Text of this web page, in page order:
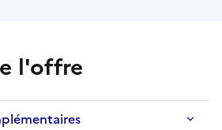
l'offre